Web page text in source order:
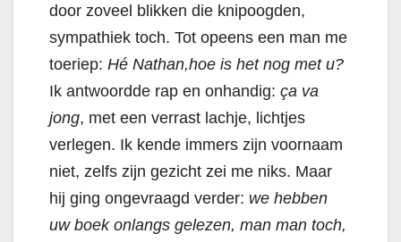
door zoveel blikken die knipoogden,
sympathiek toch. Tot opeens een man me
toeriep: Hé Nathan,hoe is het nog met u?
Ik antwoordde rap en onhandig: ça va
jong, met een verrast lachje, lichtjes
verlegen. Ik kende immers zijn voornaam
niet, zelfs zijn gezicht zei me niks. Maar
hij ging ongevraagd verder: we hebben
uw boek onlangs gelezen, man man toch,